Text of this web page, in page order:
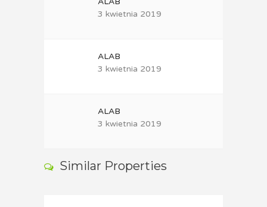
3 kwietnia 2019
ALAB
3 kwietnia 2019
ALAB
3 kwietnia 2019
Similar Properties